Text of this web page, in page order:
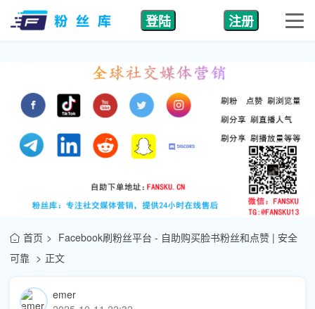
登陆 注册
首页
Facebook刷粉丝平台 - 自助购买脸书粉丝和点赞 | 安全
可靠
正文
emer